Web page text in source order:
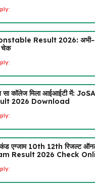
Result 2026: अभी-
चेक
सा कॉलेज मिला आईआईटी में:
2026 Download
एग्जाम 10th 12th रिजल्ट
Result 2026 Check